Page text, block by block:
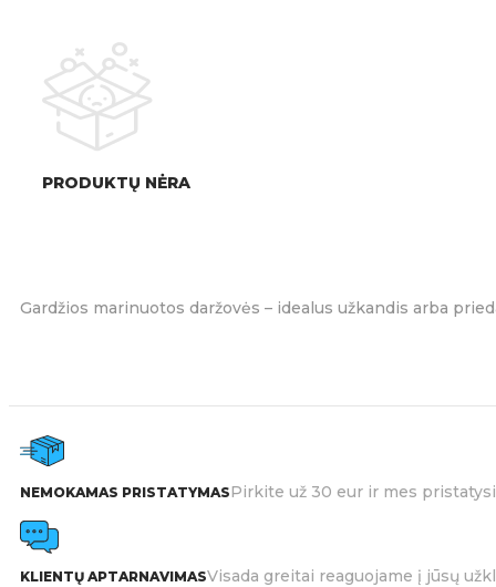
PRODUKTŲ NĖRA
Gardžios marinuotos daržovės – idealus užkandis arba
NEMOKAMAS PRISTATYMASPirkite už 30 eur ir mes
KLIENTŲ APTARNAVIMASVisada greitai reaguojame į jūsų